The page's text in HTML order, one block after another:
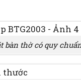
bàn thờ có quy